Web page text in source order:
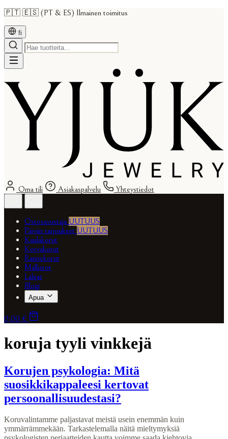
🇵🇹 🇪🇸 (PT & ES) Ilmainen toimitus
fi
Oma tili Asiakaspalvelu Yhteystiedot
Ostosavustaja UUTUUS
Päivän tarjoukset UUTUUS
Kaulakorut
Korvakorut
Rannekorut
Mallistot
Lahjat
Blogi
Apua
0,00 €
koruja tyyli vinkkejä
Korujen psykologia: Mitä
suosikkikappaleesi kertovat
persoonallisuudestasi?
Koruvalintamme paljastavat meistä usein enemmän kuin
ymmärrämmekään. Tarkastelemalla näitä mieltymyksiä